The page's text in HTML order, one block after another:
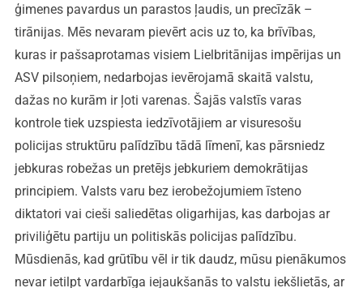
ģimenes pavardus un parastos ļaudis, un precīzāk –
tirānijas. Mēs nevaram pievērt acis uz to, ka brīvības,
kuras ir pašsaprotamas visiem Lielbritānijas impērijas un
ASV pilsoņiem, nedarbojas ievērojamā skaitā valstu,
dažas no kurām ir ļoti varenas. Šajās valstīs varas
kontrole tiek uzspiesta iedzīvotājiem ar visuresošu
policijas struktūru palīdzību tādā līmenī, kas pārsniedz
jebkuras robežas un pretējs jebkuriem demokrātijas
principiem. Valsts varu bez ierobežojumiem īsteno
diktatori vai cieši saliedētas oligarhijas, kas darbojas ar
priviliģētu partiju un politiskās policijas palīdzību.
Mūsdienās, kad grūtību vēl ir tik daudz, mūsu pienākumos
nevar ietilpt vardarbīga iejaukšanās to valstu iekšlietās, ar